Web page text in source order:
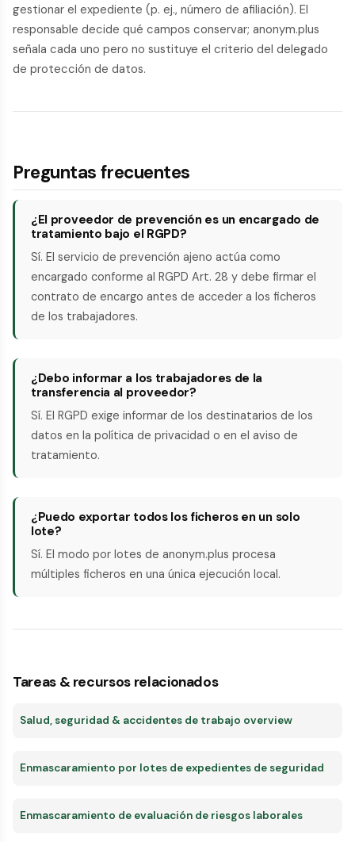
gestionar el expediente (p. ej., número de afiliación). El
responsable decide qué campos conservar; anonym.plus
señala cada uno pero no sustituye el criterio del delegado
de protección de datos.
Preguntas frecuentes
¿El proveedor de prevención es un encargado de
tratamiento bajo el RGPD?
Sí. El servicio de prevención ajeno actúa como
encargado conforme al RGPD Art. 28 y debe firmar el
contrato de encargo antes de acceder a los ficheros
de los trabajadores.
¿Debo informar a los trabajadores de la
transferencia al proveedor?
Sí. El RGPD exige informar de los destinatarios de los
datos en la política de privacidad o en el aviso de
tratamiento.
¿Puedo exportar todos los ficheros en un solo
lote?
Sí. El modo por lotes de anonym.plus procesa
múltiples ficheros en una única ejecución local.
Tareas & recursos relacionados
Salud, seguridad & accidentes de trabajo overview
Enmascaramiento por lotes de expedientes de seguridad
Enmascaramiento de evaluación de riesgos laborales